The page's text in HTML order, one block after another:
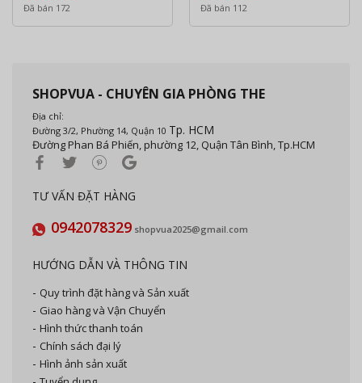
Đã bán 172
Đã bán 112
SHOPVUA - CHUYÊN GIA PHÒNG THE
Địa chỉ:
Đường 3/2, Phường 14, Quận 10 Tp. HCM
Đường Phan Bá Phiến, phường 12, Quận Tân Bình, Tp.HCM
TƯ VẤN ĐẶT HÀNG
0942078329 shopvua2025@gmail.com
HƯỚNG DẪN VÀ THÔNG TIN
Quy trình đặt hàng và Sản xuất
Giao hàng và Vận Chuyển
Hình thức thanh toán
Chính sách đại lý
Hình ảnh sản xuất